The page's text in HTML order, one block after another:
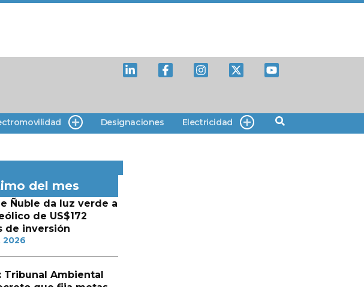
Designaciones Electricidad
del mes
Ñuble da luz verde a
de US$172
de inversión
2026
Tribunal Ambiental